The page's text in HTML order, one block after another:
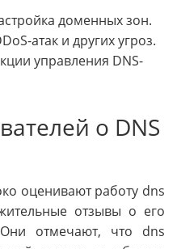
доменных зон.
атак и других угроз.
управления DNS-
о DNS
оценивают работу dns
отзывы о его
отмечают, что dns